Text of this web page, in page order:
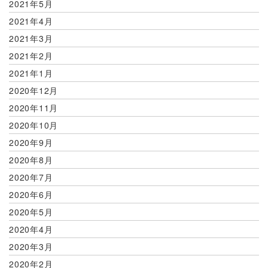
2021年5月
2021年4月
2021年3月
2021年2月
2021年1月
2020年12月
2020年11月
2020年10月
2020年9月
2020年8月
2020年7月
2020年6月
2020年5月
2020年4月
2020年3月
2020年2月